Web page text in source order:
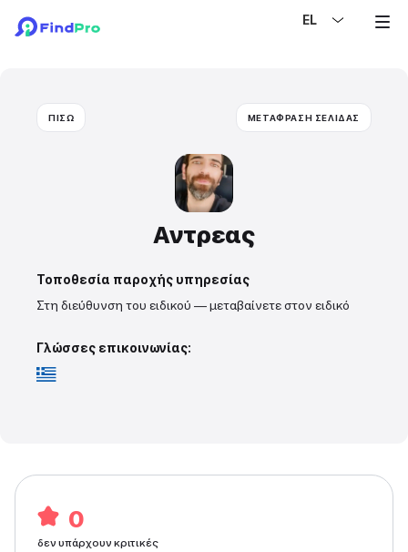
EL
Αντρεας
ΜΕΤΑΦΡΑΣΗ ΣΕΛΙΔΑΣ
ΠΙΣΩ
Τοποθεσία παροχής υπηρεσίας
Στη διεύθυνση του ειδικού — μεταβαίνετε στον ειδικό
Γλώσσες επικοινωνίας:
0
δεν υπάρχουν κριτικές